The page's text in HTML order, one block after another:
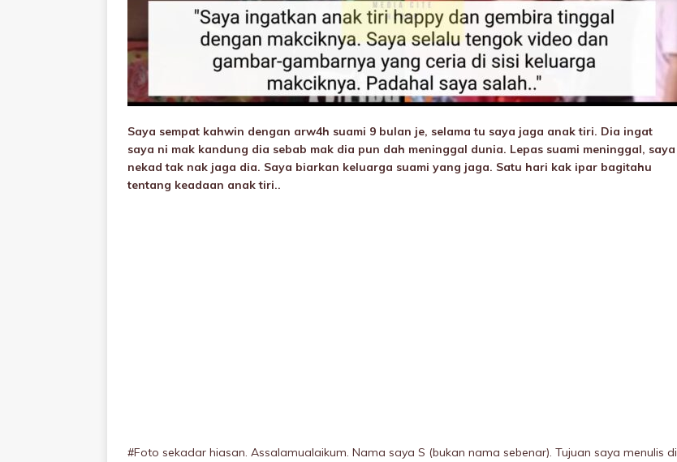
Saya sempat kahwin dengan arw4h suami 9 bulan je, selama tu saya jaga anak tiri. Dia ingat
saya ni mak kandung dia sebab mak dia pun dah meninggaI dunia. Lepas suami meninggaI, saya
nekad tak nak jaga dia. Saya biarkan keluarga suami yang jaga. Satu hari kak ipar bagitahu
tentang keadaan anak tiri..
#Foto sekadar hiasan. Assalamualaikum. Nama saya S (bukan nama sebenar). Tujuan saya menulis di